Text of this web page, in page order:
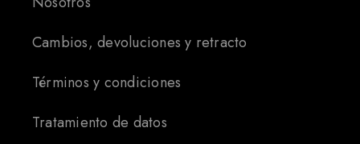
Cambios, devoluciones y retracto
Términos y condiciones
Tratamiento de datos